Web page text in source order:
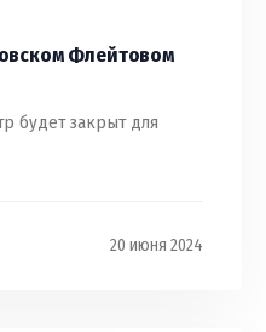
Флейтовом
будет закрыт для
20 июня 2024